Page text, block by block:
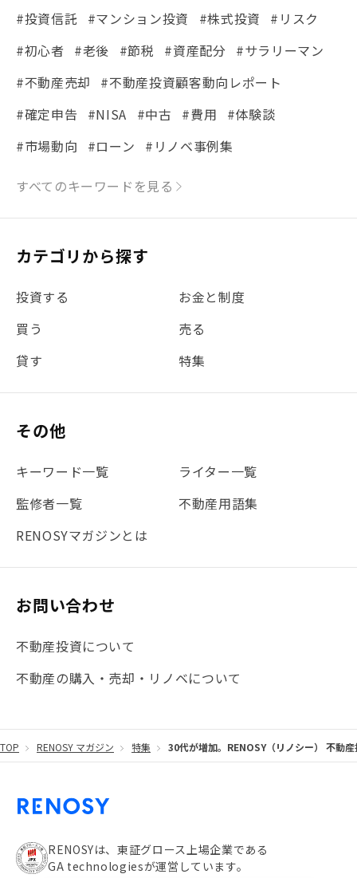
#投資信託
#マンション投資 #株式投資
#リスク
#初心者
#老後 #節税 #資産配分 #サラリーマン
#不動産売却
#不動産投資顧客動向レポート
#確定申告
#NISA #中古 #費用
#体験談
#市場動向
#ローン
#リノベ事例集
#シミュレーション #まちの住みやすさ発見！
#REIT
#新型コロナ #ETF #固定資産税
#団体信用生命保険
#贈与税 #災害に備える
#書類
#リノシーチャンネル
#不動産投資体験レポ
#地震対策
#セミナー #渋谷
#ふるさと納税
#法人化
#クラウドファンディング #JR京浜東北線
#まとめ #融資 #目黒
#JR湘南新宿ライン
#20代 #都営浅草線
#東急東横線
#都営大江戸線
#都営三田線 #不労所得
#私の資産ポートフォリオ
#わたしのリノベーションストーリー #JR横須賀線
すべてのキーワードを見る
カテゴリから探す
投資する
お金と制度
買う
売る
貸す
特集
その他
キーワード一覧
ライター一覧
監修者一覧
不動産用語集
RENOSYマガジンとは
お問い合わせ
不動産投資について
不動産の購入・売却・リノベについて
TOP RENOSY マガジン 特集 30代が増加。RENOSY（リノシー） 不動
RENOSYは、東証グロース上場企業である
GA technologiesが運営しています。